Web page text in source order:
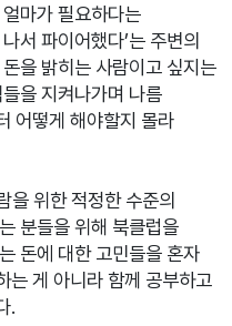
마가 필요하다는
서 파이어했다’는 주변의
을 밝히는 사람이고 싶지는
을 지켜나가며 나름
어떻게 해야할지 몰라
을 위한 적정한 수준의
분들을 위해 북클럽을
돈에 대한 고민들을 혼자
는 게 아니라 함께 공부하고
.